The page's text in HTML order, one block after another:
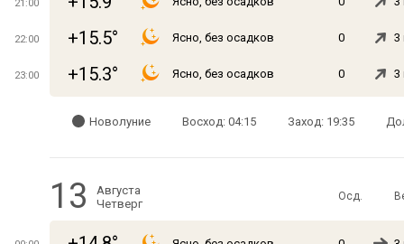
21:00
22:00 +15.5° Ясно, без осадков 0 3
23:00 +15.3° Ясно, без осадков 0 3
Новолуние Восход: 04:15 Заход: 19:35
13
Августа
Четверг
Осд.